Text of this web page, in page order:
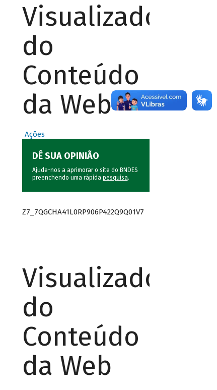
Visualizador
do
Conteúdo
da Web
Ações
DÊ SUA OPINIÃO
Ajude-nos a aprimorar o site do BNDES
preenchendo uma rápida pesquisa.
Z7_7QGCHA41L0RP906P422Q9Q01V7
Visualizador
do
Conteúdo
da Web